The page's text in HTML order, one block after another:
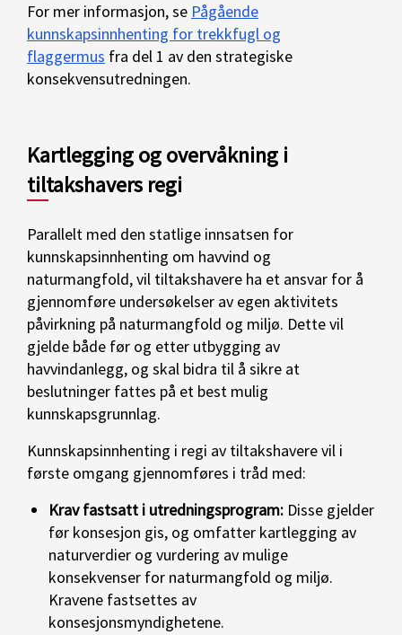
For mer informasjon, se Pågående
kunnskapsinnhenting for trekkfugl og
flaggermus fra del 1 av den strategiske
konsekvensutredningen.
Kartlegging og overvåkning i
tiltakshavers regi
Parallelt med den statlige innsatsen for
kunnskapsinnhenting om havvind og
naturmangfold, vil tiltakshavere ha et ansvar for å
gjennomføre undersøkelser av egen aktivitets
påvirkning på naturmangfold og miljø. Dette vil
gjelde både før og etter utbygging av
havvindanlegg, og skal bidra til å sikre at
beslutninger fattes på et best mulig
kunnskapsgrunnlag.
Kunnskapsinnhenting i regi av tiltakshavere vil i
første omgang gjennomføres i tråd med:
Krav fastsatt i utredningsprogram: Disse gjelder
før konsesjon gis, og omfatter kartlegging av
naturverdier og vurdering av mulige
konsekvenser for naturmangfold og miljø.
Kravene fastsettes av
konsesjonsmyndighetene.